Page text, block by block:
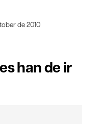
de 2010
han de ir